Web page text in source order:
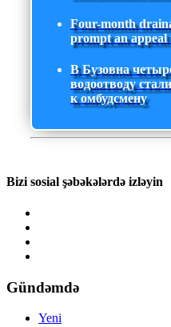
Four-month
prompt an appeal
В Бузовна
водоотводу
к омбудсмену
Bizi sosial şəbəkələrdə izləyin
Gündəmdə
Yeni